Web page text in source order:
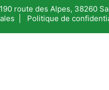
route des Alpes, 38260
Politique de